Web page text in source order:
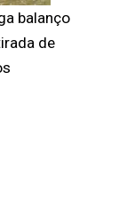
balanço
de